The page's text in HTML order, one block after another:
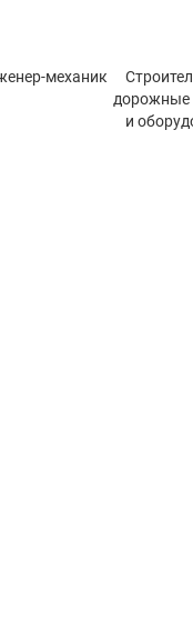
механик
и